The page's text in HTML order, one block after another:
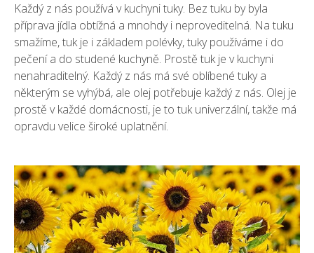
Každý z nás používá v kuchyni tuky. Bez tuku by byla
příprava jídla obtížná a mnohdy i neproveditelná. Na tuku
smažíme, tuk je i základem polévky, tuky používáme i do
pečení a do studené kuchyně. Prostě tuk je v kuchyni
nenahraditelný. Každý z nás má své oblíbené tuky a
některým se vyhýbá, ale olej potřebuje každý z nás. Olej je
prostě v každé domácnosti, je to tuk univerzální, takže má
opravdu velice široké uplatnění.